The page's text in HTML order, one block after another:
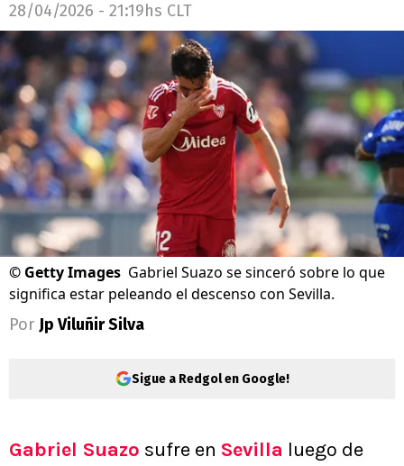
28/04/2026 - 21:19hs CLT
© Getty Images Gabriel Suazo se sinceró sobre lo que
significa estar peleando el descenso con Sevilla.
Por Jp Viluñir Silva
Sigue a Redgol en Google!
Gabriel Suazo sufre en Sevilla luego de